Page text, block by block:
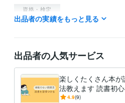
資格・検定
社会福祉士 取得年 : 2006年
悩み相談・カウンセリング 対人関係
悩み 人生相談
音楽制作・ナレーション AI使って瞬
音楽作成
出品者の実績をもっと見る
出品者の人気サービス
楽しくたくさん本が
法教えます 読書初心
本を読む気が起きな
4.9(9)